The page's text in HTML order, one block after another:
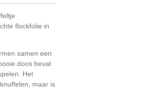
flockfolie in
samen een
doos bevat
Het
maar is